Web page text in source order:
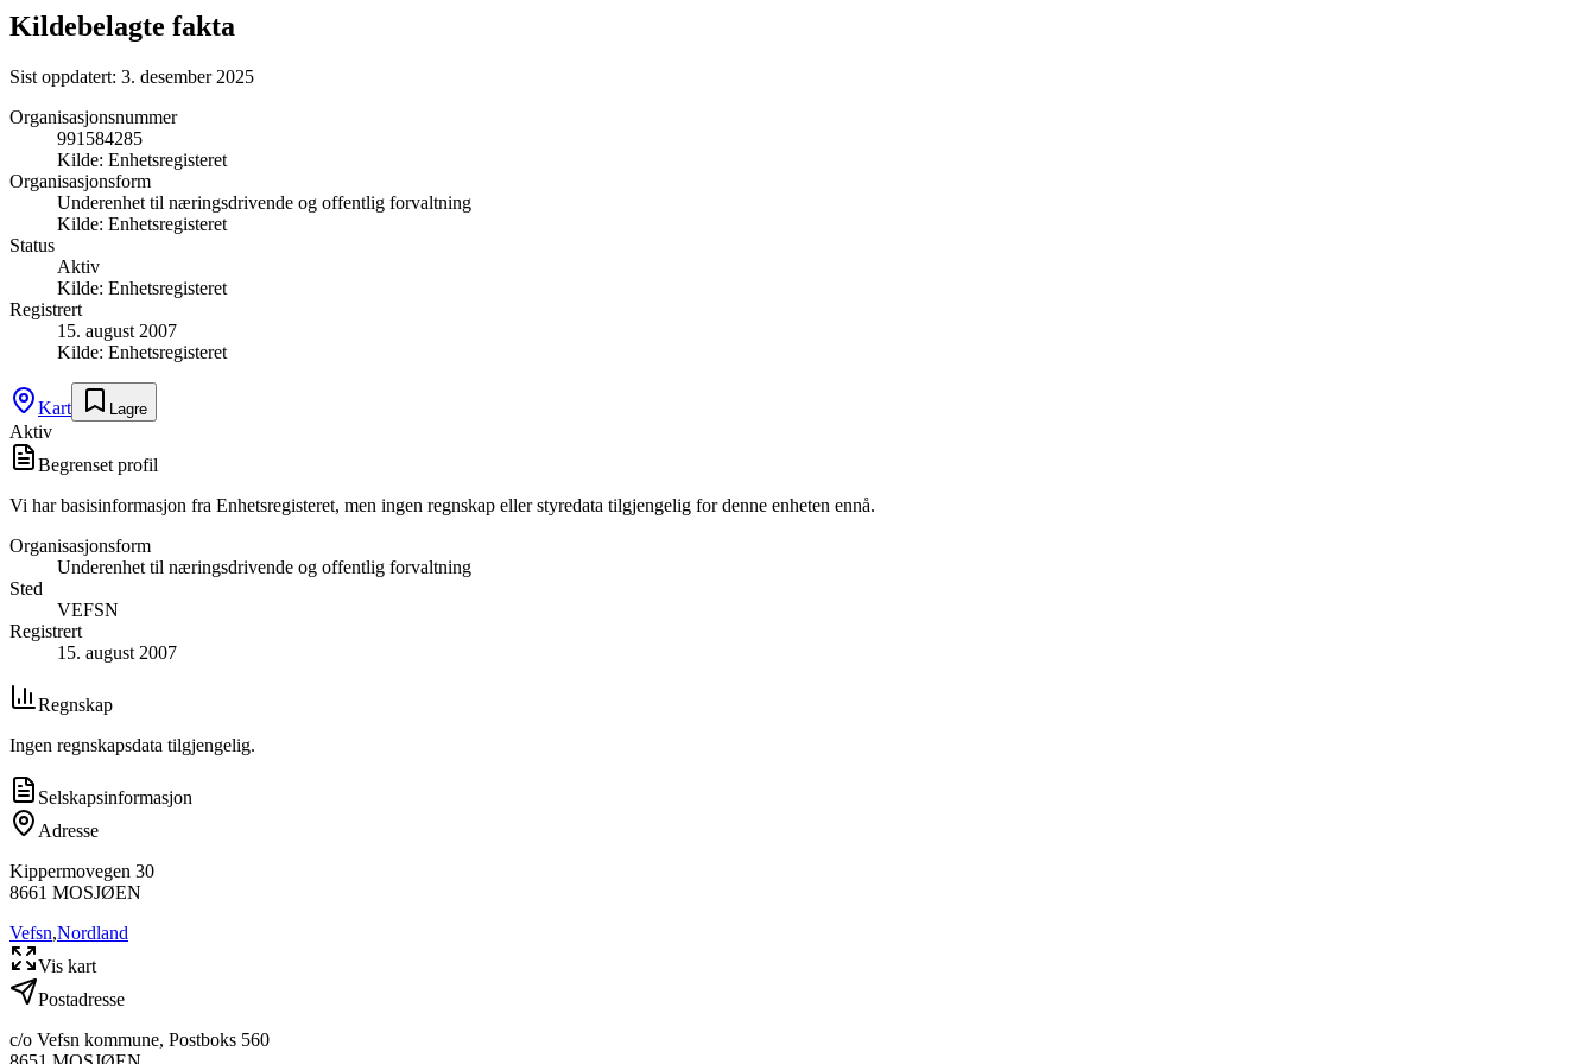
Kildebelagte fakta
Sist oppdatert: 3. desember 2025
Organisasjonsnummer
991584285
Kilde: Enhetsregisteret
Organisasjonsform
Underenhet til næringsdrivende og offentlig forvaltning
Kilde: Enhetsregisteret
Status
Aktiv
Kilde: Enhetsregisteret
Registrert
15. august 2007
Kilde: Enhetsregisteret
Kart Lagre
Aktiv
Begrenset profil
Vi har basisinformasjon fra Enhetsregisteret, men ingen regnskap eller styredata tilgjengelig for denne enheten ennå.
Organisasjonsform
Underenhet til næringsdrivende og offentlig forvaltning
Sted
VEFSN
Registrert
15. august 2007
Regnskap
Ingen regnskapsdata tilgjengelig.
Selskapsinformasjon
Adresse
Kippermovegen 30
8661 MOSJØEN
Vefsn,Nordland
Vis kart
Postadresse
c/o Vefsn kommune, Postboks 560